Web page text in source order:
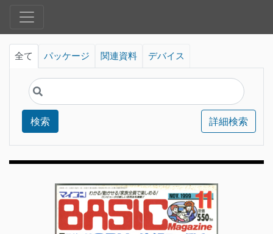
全て パッケージ 関連資料 デバイス
検索 詳細検索